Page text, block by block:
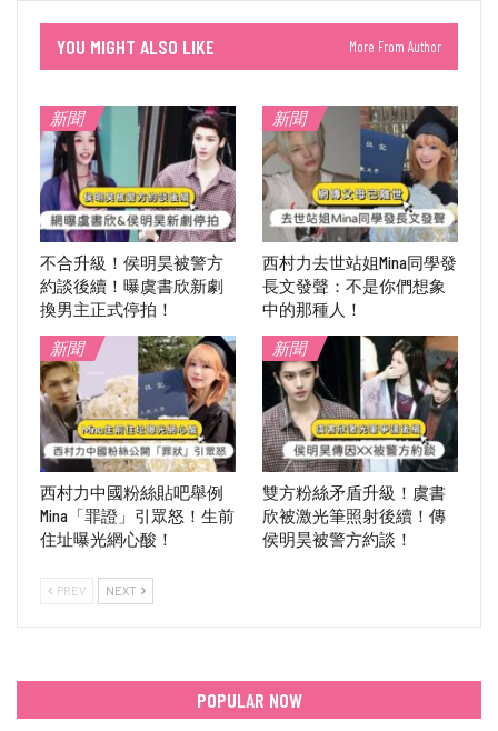
YOU MIGHT ALSO LIKE More From Author
新聞
不合升級！侯明昊被警方
約談後續！曝虞書欣新劇
換男主正式停拍！
新聞
西村力去世站姐Mina同學發
長文發聲：不是你們想象
中的那種人！
新聞
西村力中國粉絲貼吧舉例
Mina「罪證」引眾怒！生前
住址曝光網心酸！
新聞
雙方粉絲矛盾升級！虞書
欣被激光筆照射後續！傳
侯明昊被警方約談！
PREV NEXT
POPULAR NOW